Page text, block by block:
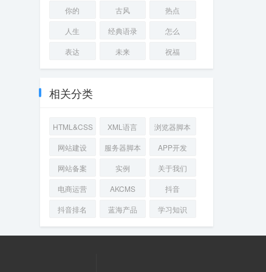
你的 古风
热点
人生
经典语录
怎么
表达
未来 祝福
相关分类
HTML&CSS XML语言
浏览器脚本
网站建设
服务器脚本
APP开发
网站备案
实例
关于我们
电商运营
AKCMS
抖音
抖音排名
蓝海产品 学习知识